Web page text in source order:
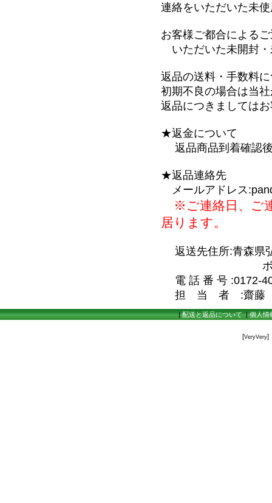
連絡をいただいた未
お客様ご都合による
いただいた未開封・
返品の送料・手数料
初期不良の場合は当
返品につきましては
★返金について
返品商品到着確認後
★返品連絡先
メールアドレス
※ご連絡日、ご
居ります。
返送先住所:青森県
ボワヴェ
電 話 番 号 :0172-
担 当 者 :齋藤
|配送と返品について|個人情
[VeryVery]